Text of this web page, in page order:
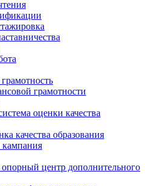
грамотности
оценки качества
качества образования
кампания
центр дополнительного